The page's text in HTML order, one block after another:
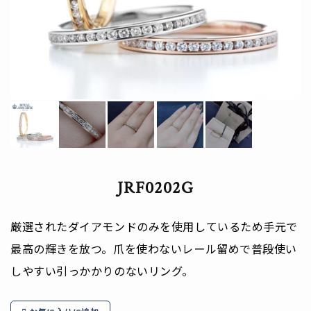
JRF0202G
厳選されたダイアモンドのみを使用しているため手元で
最高の輝きを放つ。爪を使わないレール留めで普段使い
しやすい引っかかりのないリング。